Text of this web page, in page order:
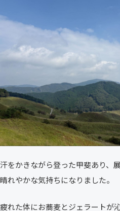
汗をかきながら登った甲斐あり、
晴れやかな気持ちになりました。
疲れた体にお蕎麦とジェラートが